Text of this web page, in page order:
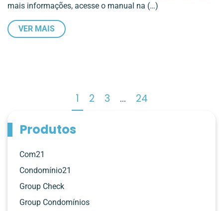
mais informações, acesse o manual na (…)
VER MAIS
1 2 3 … 24
Produtos
Com21
Condomínio21
Group Check
Group Condomínios